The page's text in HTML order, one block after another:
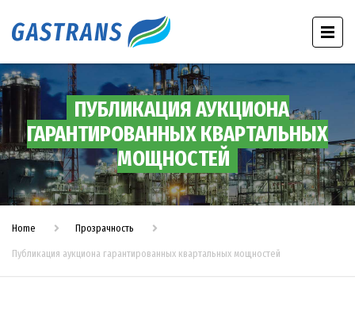
ПУБЛИКАЦИЯ АУКЦИОНА
ГАРАНТИРОВАННЫХ КВАРТАЛЬНЫХ
МОЩНОСТЕЙ
Home Прозрачность
Публикация аукциона гарантированных квартальных мощностей